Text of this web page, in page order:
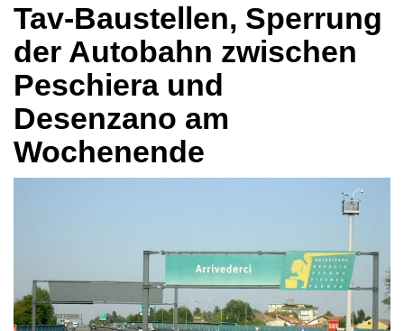
Tav-Baustellen, Sperrung
der Autobahn zwischen
Peschiera und
Desenzano am
Wochenende